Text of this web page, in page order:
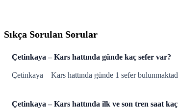
Sıkça Sorulan Sorular
Çetinkaya – Kars hattında günde kaç sefer var?
Çetinkaya – Kars hattında günde 1 sefer
Çetinkaya – Kars hattında ilk ve son tren saat